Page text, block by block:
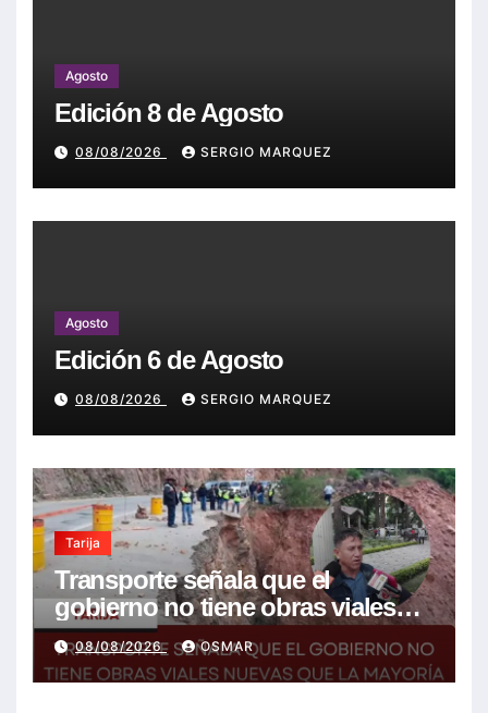
Agosto
Edición 8 de Agosto
08/08/2026 SERGIO MARQUEZ
Agosto
Edición 6 de Agosto
08/08/2026 SERGIO MARQUEZ
Tarija
Transporte señala que el
gobierno no tiene obras viales
nuevas que la mayoría son de la
anterior gestión
08/08/2026 OSMAR